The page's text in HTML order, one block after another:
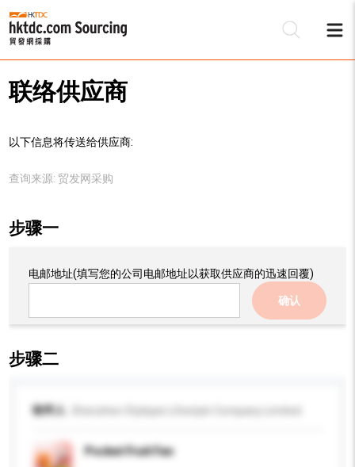
联络供应商
以下信息将传送给供应商:
查询来源: 贸发网采购
步骤一
电邮地址(填写您的公司电邮地址以获取供应商的迅速回覆)
确认
步骤二
收件人
Pocket Fruit Fan